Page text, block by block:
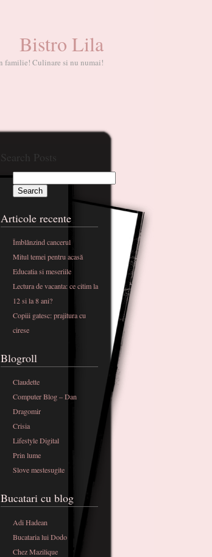
Bistro Lila
familie! Culinare si nu numai!
Search Posts
Articole recente
Îmblânzind cancerul
Mitul temei pentru acasă
Educatia si meseriile
Lectura de vacanta: ce citim la
12 si la 8 ani?
Copiii gatesc: prajitura cu
cirese
Blogroll
Claudette
Computer Blog – Dan
Dragomir
Crisia
Lifestyle Digital
Prin lume
Slove mestesugite
Bucatari cu blog
Adi Hadean
Bucataria lui Dodo
Chez Mazilique